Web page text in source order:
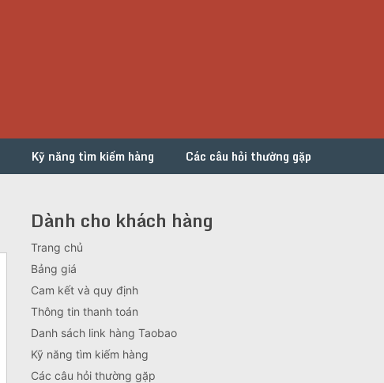
Kỹ năng tìm kiếm hàng Các câu hỏi thường gặp
Dành cho khách hàng
Trang chủ
Bảng giá
Cam kết và quy định
Thông tin thanh toán
Danh sách link hàng Taobao
Kỹ năng tìm kiếm hàng
Các câu hỏi thường gặp